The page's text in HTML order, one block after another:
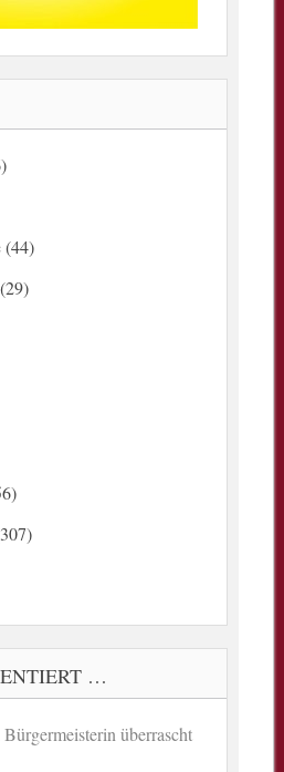
(44)
(29)
…
Bürgermeisterin überrascht